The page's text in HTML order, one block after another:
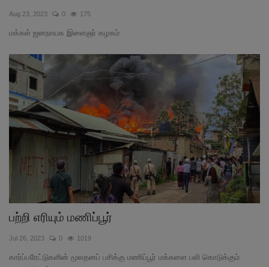
சந்தா
Language
English Tamil
Aug 23, 2023 0 175
மக்கள் ஜனநாயக இளைஞர் கழகம்
பற்றி எரியும் மணிப்பூர்
Jul 26, 2023 0 1019
கார்ப்பரேட்டுகளின் மூலதனப் பசிக்கு மணிப்பூர் மக்களை பலி கொடுக்கும்